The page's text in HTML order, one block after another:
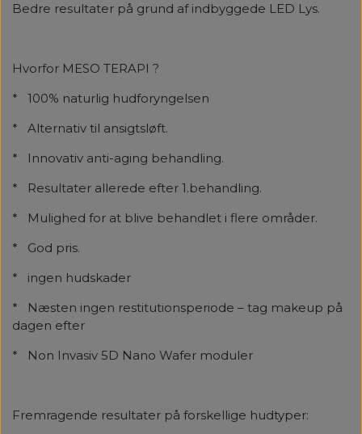
Bedre resultater på grund af indbyggede LED Lys.
Hvorfor MESO TERAPI ?
* 100% naturlig hudforyngelsen
* Alternativ til ansigtsløft.
* Innovativ anti-aging behandling.
* Resultater allerede efter 1.behandling.
* Mulighed for at blive behandlet i flere områder.
* God pris.
* ingen hudskader
* Næsten ingen restitutionsperiode – tag makeup på
dagen efter
* Non Invasiv 5D Nano Wafer moduler
Fremragende resultater på forskellige hudtyper: